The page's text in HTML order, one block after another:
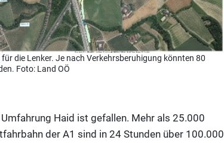
die Lenker. Je nach Verkehrsberuhigung könnten 80
Foto: Land OÖ
Haid ist gefallen. Mehr als 25.000
der A1 sind in 24 Stunden über 100.000